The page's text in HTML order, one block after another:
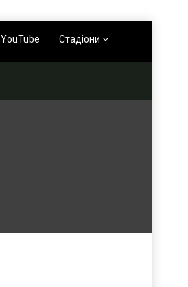
YouTube Стадіони